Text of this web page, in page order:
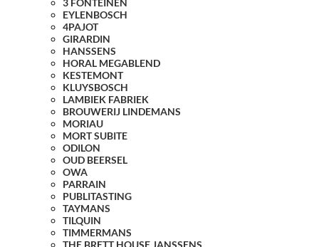
3 FONTEINEN
EYLENBOSCH
4PAJOT
GIRARDIN
HANSSENS
HORAL MEGABLEND
KESTEMONT
KLUYSBOSCH
LAMBIEK FABRIEK
BROUWERIJ LINDEMANS
MORIAU
MORT SUBITE
ODILON
OUD BEERSEL
OWA
PARRAIN
PUBLITASTING
TAYMANS
TILQUIN
TIMMERMANS
THE BRETT HOUSE JANSSENS